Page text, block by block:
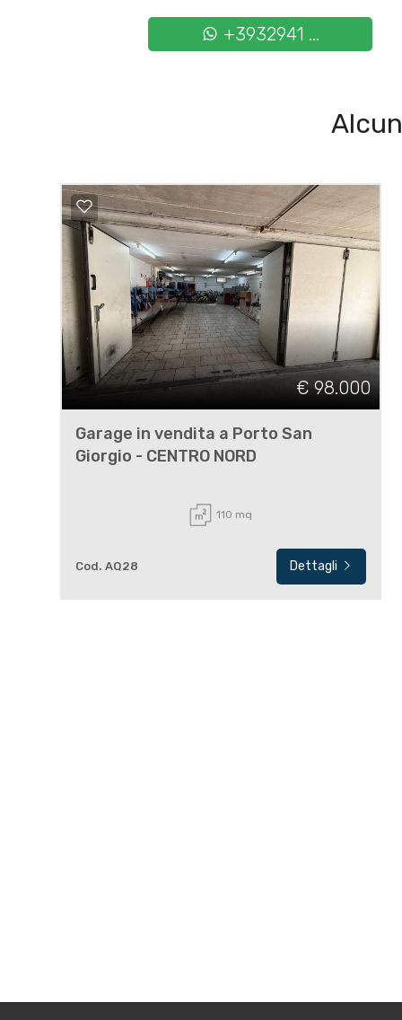
+3932941 ...
€ 98.000
Garage in vendita a Porto San
Giorgio - CENTRO NORD
110 mq
Cod. AQ28 Dettagli